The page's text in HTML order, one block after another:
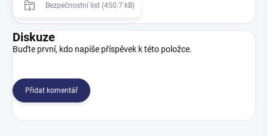
Bezpečnostní list (450.7 kB)
Diskuze
Buďte první, kdo napíše příspěvek k této položce.
Přidat komentář